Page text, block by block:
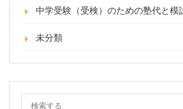
中学受験（受検）のための塾代と模
未分類